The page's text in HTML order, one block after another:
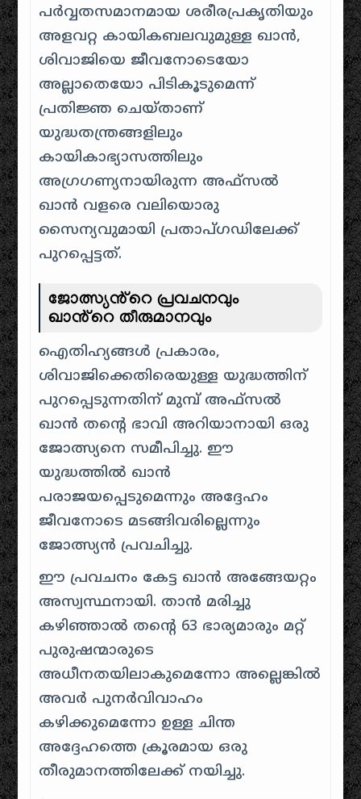
പർവ്വതസമാനമായ ശരീരപ്രകൃതിയും
അളവറ്റ കായികബലവുമുള്ള ഖാൻ,
ശിവാജിയെ ജീവനോടെയോ
അല്ലാതെയോ പിടികൂടുമെന്ന്
പ്രതിജ്ഞ ചെയ്താണ്
യുദ്ധതന്ത്രങ്ങളിലും
കായികാഭ്യാസത്തിലും
അഗ്രഗണ്യനായിരുന്ന അഫ്സൽ
ഖാൻ വളരെ വലിയൊരു
സൈന്യവുമായി പ്രതാപ്ഗഡിലേക്ക്
പുറപ്പെട്ടത്.
ജോത്സ്യൻ്റെ പ്രവചനവും
ഖാൻ്റെ തീരുമാനവും
ഐതിഹ്യങ്ങൾ പ്രകാരം,
ശിവാജിക്കെതിരെയുള്ള യുദ്ധത്തിന്
പുറപ്പെടുന്നതിന് മുമ്പ് അഫ്സൽ
ഖാൻ തന്റെ ഭാവി അറിയാനായി ഒരു
ജോത്സ്യനെ സമീപിച്ചു. ഈ
യുദ്ധത്തിൽ ഖാൻ
പരാജയപ്പെടുമെന്നും അദ്ദേഹം
ജീവനോടെ മടങ്ങിവരില്ലെന്നും
ജോത്സ്യൻ പ്രവചിച്ചു.
ഈ പ്രവചനം കേട്ട ഖാൻ അങ്ങേയറ്റം
അസ്വസ്ഥനായി. താൻ മരിച്ചു
കഴിഞ്ഞാൽ തന്റെ 63 ഭാര്യമാരും മറ്റ്
പുരുഷന്മാരുടെ
അധീനതയിലാകുമെന്നോ അല്ലെങ്കിൽ
അവർ പുനർവിവാഹം
കഴിക്കുമെന്നോ ഉള്ള ചിന്ത
അദ്ദേഹത്തെ ക്രൂരമായ ഒരു
തീരുമാനത്തിലേക്ക് നയിച്ചു.